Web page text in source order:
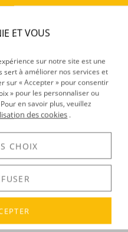
: Tropical
:Ki’
ET VOUS
sur notre site est une
sert à améliorer nos services et
sur « Accepter » pour consentir
» pour les personnaliser ou
en savoir plus, veuillez
des cookies .
CHOIX